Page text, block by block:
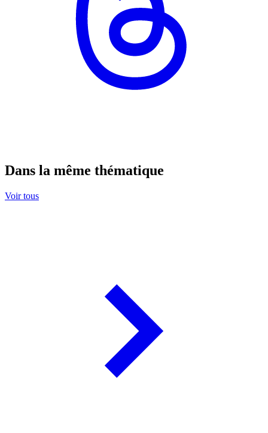
Dans la même thématique
Voir tous